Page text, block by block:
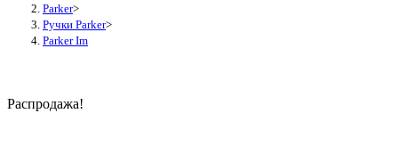
Parker>
Ручки Parker>
Parker Im
Распродажа!